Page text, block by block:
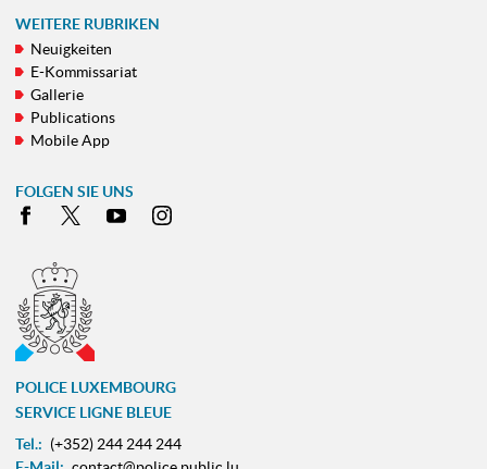
WEITERE RUBRIKEN
Neuigkeiten
E-Kommissariat
Gallerie
Publications
Mobile App
FOLGEN SIE UNS
Facebook
X Youtube
POLICE LUXEMBOURG
SERVICE LIGNE BLEUE
Tel.: (+352) 244 244 244